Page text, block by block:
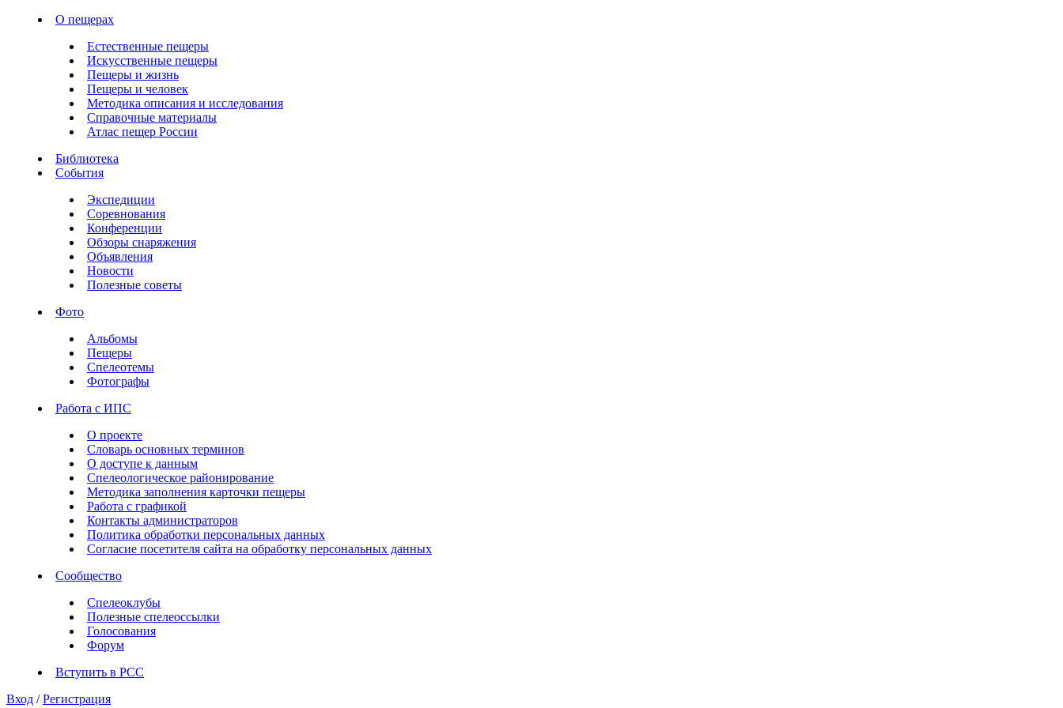
О пещерах
Естественные пещеры
Искусственные пещеры
Пещеры и жизнь
Пещеры и человек
Методика описания и исследования
Справочные материалы
Атлас пещер России
Библиотека
События
Экспедиции
Соревнования
Конференции
Обзоры снаряжения
Объявления
Новости
Полезные советы
Фото
Альбомы
Пещеры
Спелеотемы
Фотографы
Работа с ИПС
О проекте
Словарь основных терминов
О доступе к данным
Спелеологическое районирование
Методика заполнения карточки пещеры
Работа с графикой
Контакты администраторов
Политика обработки персональных данных
Согласие посетителя сайта на обработку персональных данных
Сообщество
Спелеоклубы
Полезные спелеоссылки
Голосования
Форум
Вступить в РСС
Вход / Регистрация